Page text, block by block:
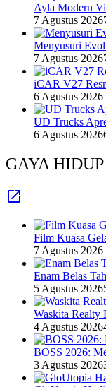
Ayla Modern
7 Agustus 2026
Menyusuri
7 Agustus 2026
iCAR V27
6 Agustus 2026
UD Trucks
6 Agustus 2026
GAYA HIDUP
Film Kuasa
7 Agustus 2026
Enam Belas
5 Agustus 2026
Waskita Realty
4 Agustus 2026
BOSS 2026:
3 Agustus 2026